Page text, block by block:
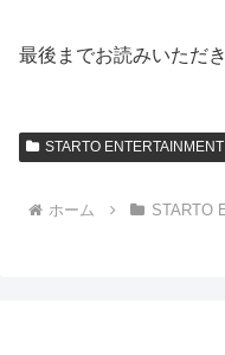
最後までお読みいただ
STARTO ENTERTAINMENT
ホーム STARTO